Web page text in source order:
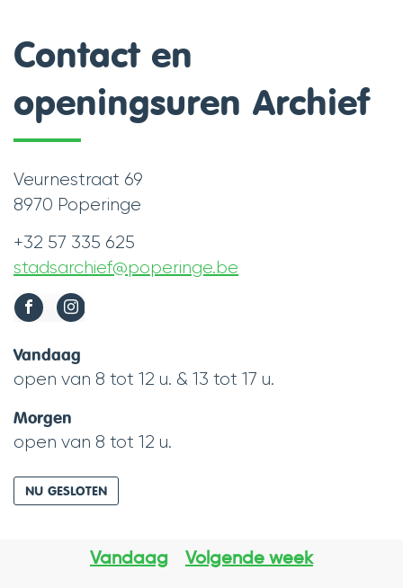
Contact en
openingsuren Archief
Contact
Adres
Veurnestraat 69
,8970 Poperinge
Tel.
+32 57 335 625
E-
mail
stadsarchief@poperinge.be
Volg
ons
op
Facebook
Archief
Instagram
Openingsuren
Vandaag
open van 8 tot 12 u. & 13 tot 17 u.
Morgen
open van 8 tot 12 u.
NU GESLOTEN
Openingsuren
Vandaag Volgende week